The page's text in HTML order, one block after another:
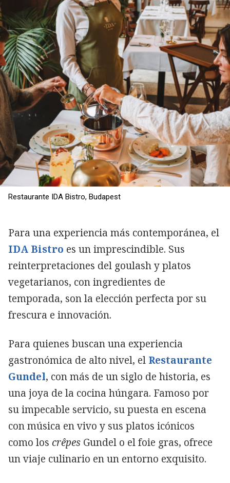
Restaurante IDA Bistro, Budapest
Para una experiencia más contemporánea, el
IDA Bistro es un imprescindible. Sus
reinterpretaciones del goulash y platos
vegetarianos, con ingredientes de
temporada, son la elección perfecta por su
frescura e innovación.
Para quienes buscan una experiencia
gastronómica de alto nivel, el Restaurante
Gundel, con más de un siglo de historia, es
una joya de la cocina húngara. Famoso por
su impecable servicio, su puesta en escena
con música en vivo y sus platos icónicos
como los crêpes Gundel o el foie gras, ofrece
un viaje culinario en un entorno exquisito.